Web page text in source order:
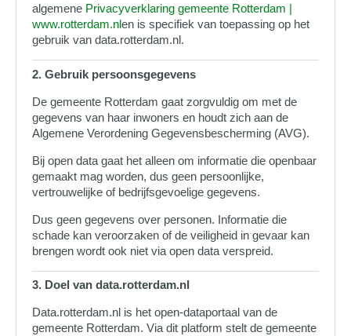
algemene Privacyverklaring gemeente Rotterdam |
www.rotterdam.nlen is specifiek van toepassing op het
gebruik van data.rotterdam.nl.
2. Gebruik persoonsgegevens
De gemeente Rotterdam gaat zorgvuldig om met de
gegevens van haar inwoners en houdt zich aan de
Algemene Verordening Gegevensbescherming (AVG).
Bij open data gaat het alleen om informatie die openbaar
gemaakt mag worden, dus geen persoonlijke,
vertrouwelijke of bedrijfsgevoelige gegevens.
Dus geen gegevens over personen. Informatie die
schade kan veroorzaken of de veiligheid in gevaar kan
brengen wordt ook niet via open data verspreid.
3. Doel van data.rotterdam.nl
Data.rotterdam.nl is het open‑dataportaal van de
gemeente Rotterdam. Via dit platform stelt de gemeente